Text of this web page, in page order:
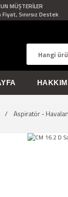
MÜŞTERİLER
Sınırsız Destek
Aspiratör -